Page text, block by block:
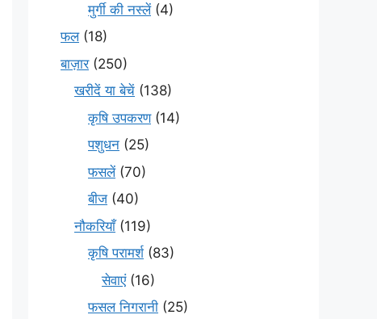
मुर्गी की नस्लें(4)
फल(18)
बाज़ार(250)
खरीदें या बेचें (138)
कृषि उपकरण(14)
पशुधन (25)
फसलें(70)
बीज (40)
नौकरियाँ(119)
कृषि परामर्श(83)
सेवाएं(16)
फसल निगरानी (25)